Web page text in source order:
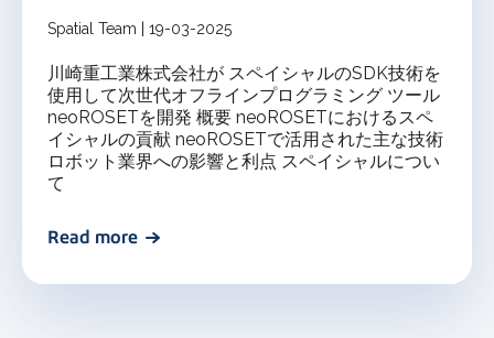
Spatial Team | 19-03-2025
川崎重工業株式会社が スペイシャルのSDK技術を
使用して次世代オフラインプログラミング ツール
neoROSETを開発 概要 neoROSETにおけるスペ
イシャルの貢献 neoROSETで活用された主な技術
ロボット業界への影響と利点 スペイシャルについ
て
Read more